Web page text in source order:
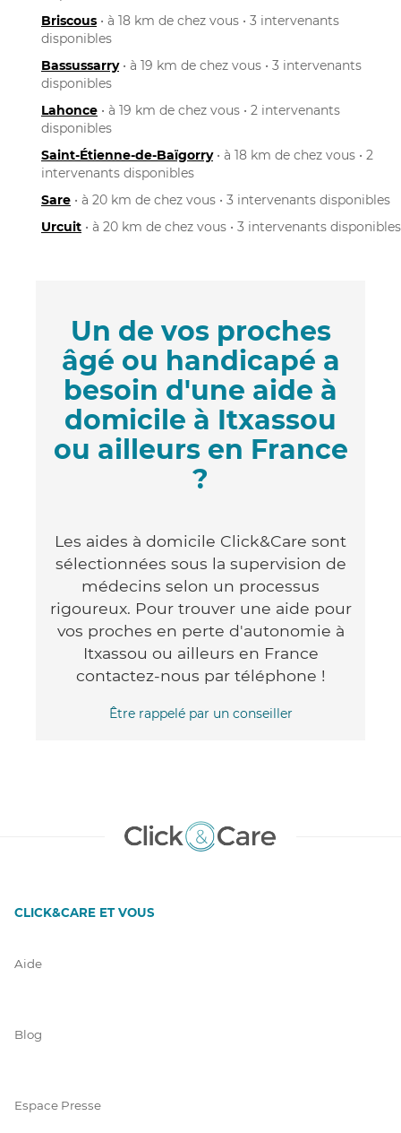
Briscous • à 18 km de chez vous • 3 intervenants
disponibles
Bassussarry• à 19 km de chez vous • 3 intervenants
disponibles
Lahonce • à 19 km de chez vous • 2 intervenants
disponibles
Saint-Étienne-de-Baïgorry• à 18 km de chez vous • 2
intervenants disponibles
Sare • à 20 km de chez vous • 3 intervenants disponibles
Urcuit • à 20 km de chez vous • 3 intervenants disponibles
Un de vos proches
âgé ou handicapé a
besoin d'une aide à
domicile à Itxassou
ou ailleurs en France
?
Les aides à domicile Click&Care sont
sélectionnées sous la supervision de
médecins selon un processus
rigoureux. Pour trouver une aide pour
vos proches en perte d'autonomie à
Itxassou ou ailleurs en France
contactez-nous par téléphone !
Être rappelé par un conseiller
CLICK&CARE ET VOUS
Aide
Blog
Espace Presse